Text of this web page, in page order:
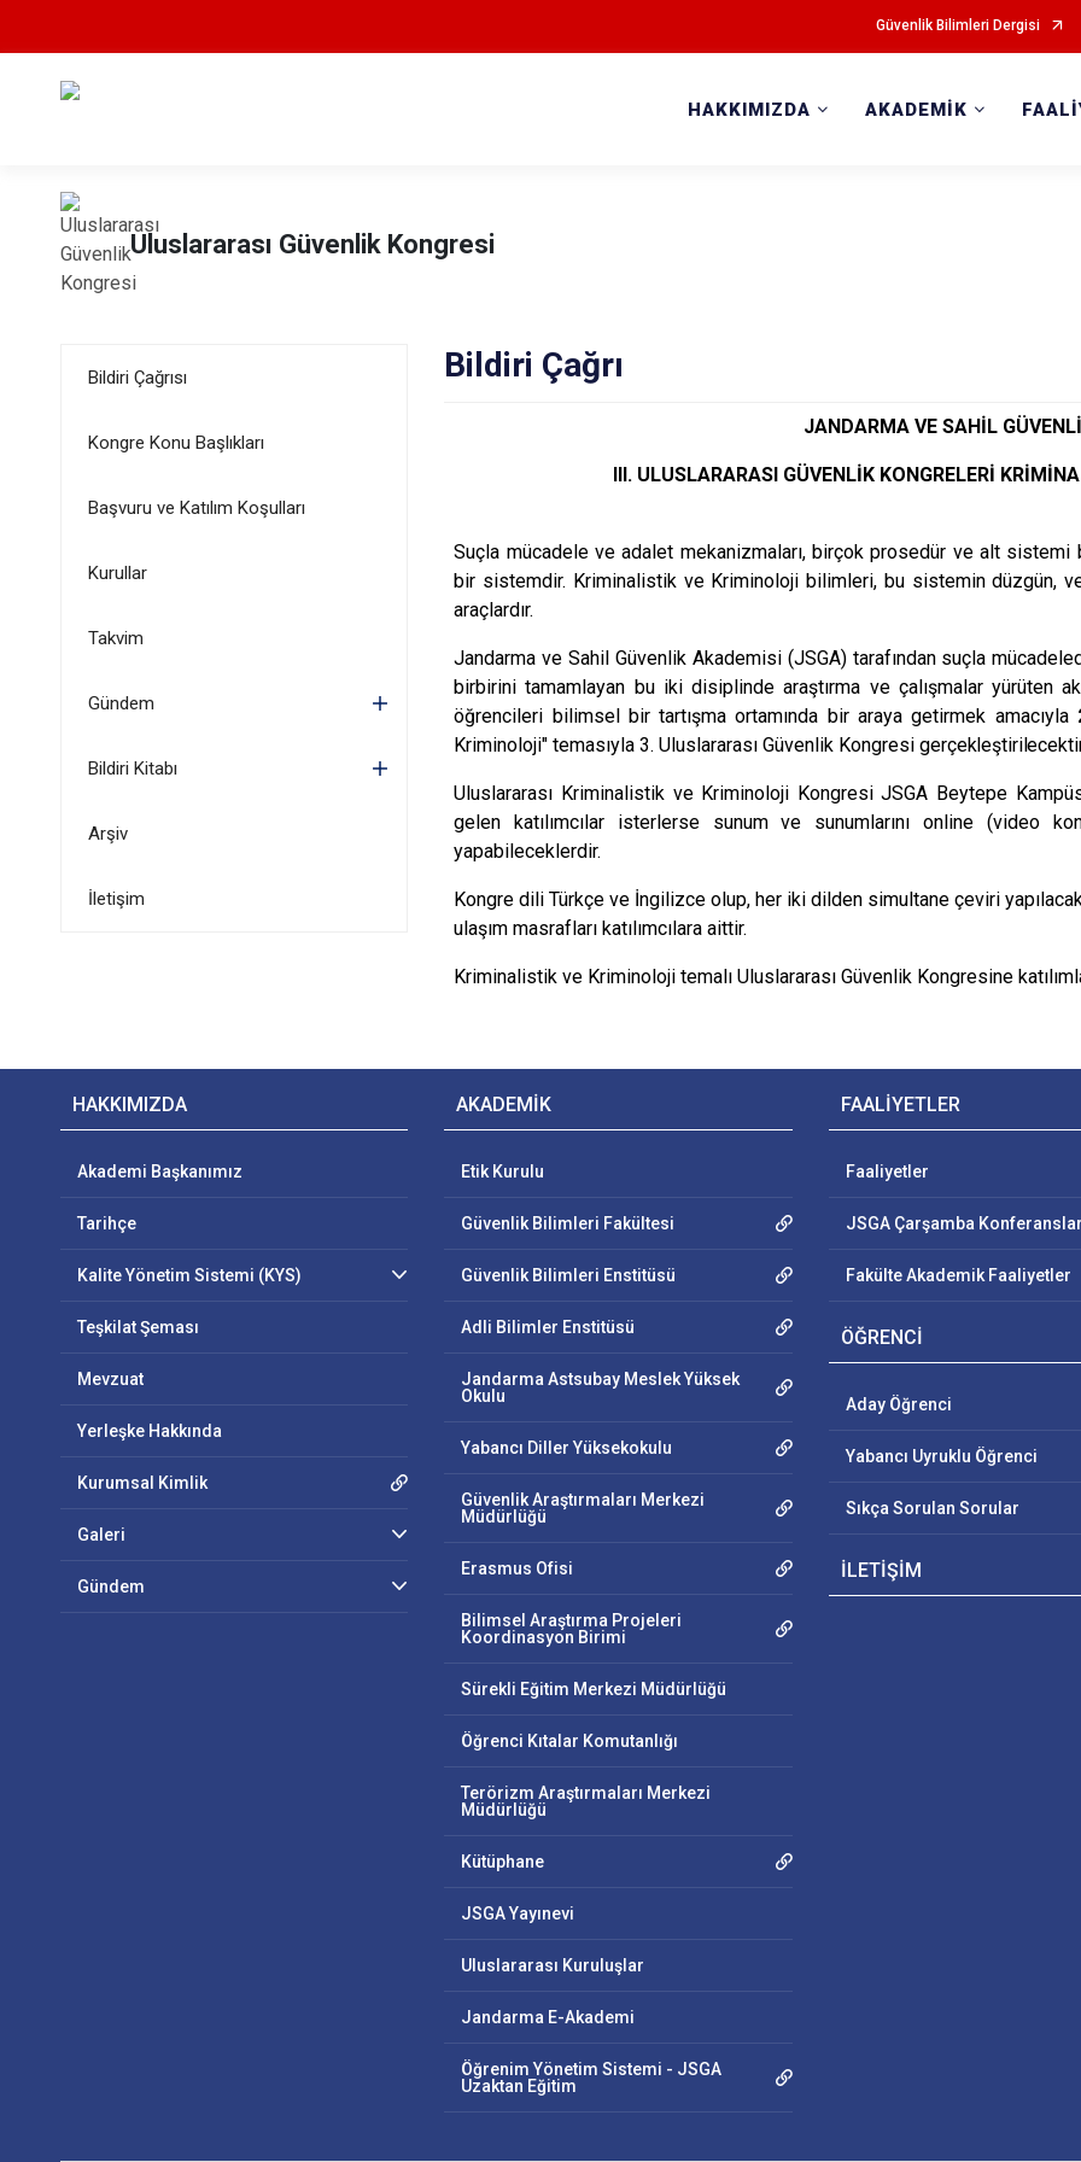
Güvenlik Bilimleri Dergisi
HAKKIMIZDA AKADEMİK
Uluslararası Güvenlik Kongresi
Bildiri Çağrısı
Kongre Konu Başlıkları
Başvuru ve Katılım Koşulları
Kurullar
Takvim
Gündem
Bildiri Kitabı
Arşiv
İletişim
Bildiri Çağrı
JANDARMA VE SAHİL
III. ULUSLARARASI GÜVENLİK KONGRELERİ
Suçla mücadele ve adalet mekanizmaları, birçok prosedür ve alt sistemi
bir sistemdir. Kriminalistik ve Kriminoloji bilimleri, bu sistemin düzgün,
araçlardır.
Jandarma ve Sahil Güvenlik Akademisi (JSGA) tarafından suçla
birbirini tamamlayan bu iki disiplinde araştırma ve çalışmalar yürüten
öğrencileri bilimsel bir tartışma ortamında bir araya getirmek amacıyla
Kriminoloji" temasıyla 3. Uluslararası Güvenlik Kongresi
Uluslararası Kriminalistik ve Kriminoloji Kongresi JSGA Beytepe
gelen katılımcılar isterlerse sunum ve sunumlarını online (video
yapabileceklerdir.
Kongre dili Türkçe ve İngilizce olup, her iki dilden simultane çeviri
ulaşım masrafları katılımcılara aittir.
Kriminalistik ve Kriminoloji temalı Uluslararası Güvenlik Kongresine
HAKKIMIZDA
Akademi Başkanımız
Tarihçe
Kalite Yönetim Sistemi (KYS)
Teşkilat Şeması
Mevzuat
Yerleşke Hakkında
Kurumsal Kimlik
Galeri
Gündem
AKADEMİK
Etik Kurulu
Güvenlik Bilimleri Fakültesi
Güvenlik Bilimleri Enstitüsü
Adli Bilimler Enstitüsü
Jandarma Astsubay Meslek Yüksek
Okulu
Yabancı Diller Yüksekokulu
Güvenlik Araştırmaları Merkezi
Müdürlüğü
Erasmus Ofisi
Bilimsel Araştırma Projeleri
Koordinasyon Birimi
Sürekli Eğitim Merkezi Müdürlüğü
Öğrenci Kıtalar Komutanlığı
Terörizm Araştırmaları Merkezi
Müdürlüğü
Kütüphane
JSGA Yayınevi
Uluslararası Kuruluşlar
Jandarma E-Akademi
Öğrenim Yönetim Sistemi - JSGA
Uzaktan Eğitim
FAALİYETLER
Faaliyetler
JSGA Çarşamba
Fakülte Akademik Faaliyetler
ÖĞRENCİ
Aday Öğrenci
Yabancı Uyruklu Öğrenci
Sıkça Sorulan Sorular
İLETİŞİM